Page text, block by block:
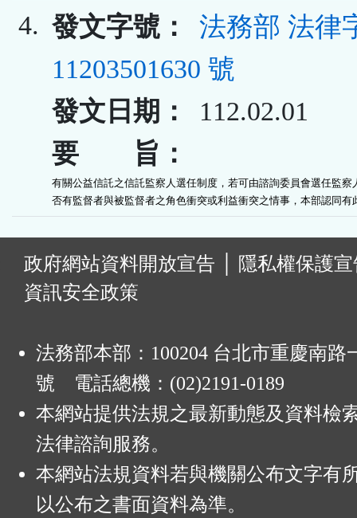
4. 發文字號：
法務部 法律
11203501630 號
發文日期：
112.02.01
要 旨：
有關公益信託之信託監察人選任制度，若可由諮詢委員會選任監察
否有監督者與被監督者之角色衝突或利益衝突之情事，本部認同有
政府網站資料開放宣告
隱私權保護
資訊安全政策
法務部本部：100204 台北市重慶南路
號 電話總機：(02)2191-0189
本網站提供法規之最新動態及資料檢
法律諮詢服務。
本網站法規資料若與機關公布文字有
以公布之書面資料為準。